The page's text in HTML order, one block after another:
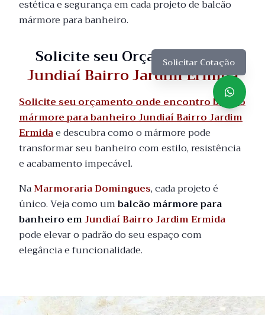
estética e segurança em cada projeto de balcão
mármore para banheiro.
Solicite seu Orçamento em
Jundiaí Bairro Jardim Ermida
Solicite seu orçamento onde encontro balcão
mármore para banheiro Jundiaí Bairro Jardim
Ermidae descubra como o mármore pode
transformar seu banheiro com estilo, resistência
e acabamento impecável.
NaMarmoraria Domingues, cada projeto é
único. Veja como umbalcão mármore para
banheiro emJundiaí Bairro Jardim Ermida
pode elevar o padrão do seu espaço com
elegância e funcionalidade.
Solicitar Cotação